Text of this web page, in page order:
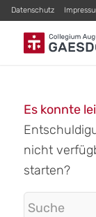
Datenschutz
Es konnte
nicht
starten?